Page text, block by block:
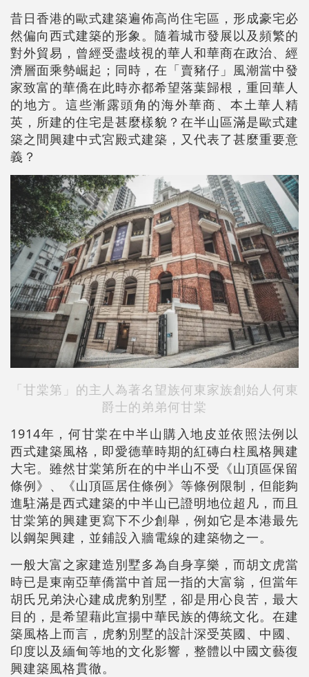
昔日香港的歐式建築遍佈高尚住宅區，形成豪宅必
然偏向西式建築的形象。隨着城市發展以及頻繁的
對外貿易，曾經受盡歧視的華人和華商在政治、經
濟層面乘勢崛起；同時，在「賣豬仔」風潮當中發
家致富的華僑在此時亦都希望落葉歸根，重回華人
的地方。這些漸露頭角的海外華商、本土華人精
英，所建的住宅是甚麼樣貌？在半山區滿是歐式建
築之間興建中式宮殿式建築，又代表了甚麼重要意
義？
「甘棠第」的主人為著名望族何東家族創始人何東
爵士的弟弟何甘棠
1914年，何甘棠在中半山購入地皮並依照法例以
西式建築風格，即愛德華時期的紅磚白柱風格興建
大宅。雖然甘棠第所在的中半山不受《山頂區保留
條例》、《山頂區居住條例》等條例限制，但能夠
進駐滿是西式建築的中半山已證明地位超凡，而且
甘棠第的興建更寫下不少創舉，例如它是本港最先
以鋼架興建，並鋪設入牆電線的建築物之一。
一般大富之家建造別墅多為自身享樂，而胡文虎當
時已是東南亞華僑當中首屈一指的大富翁，但當年
胡氏兄弟決心建成虎豹別墅，卻是用心良苦，最大
目的，是希望藉此宣揚中華民族的傳統文化。在建
築風格上而言，虎豹別墅的設計深受英國、中國、
印度以及緬甸等地的文化影響，整體以中國文藝復
興建築風格貫徹。